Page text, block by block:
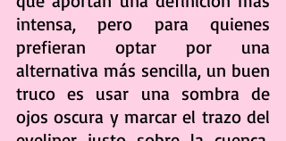
intensa, pero para quienes
prefieran optar por una
alternativa más sencilla, un buen
truco es usar una sombra de
ojos oscura y marcar el trazo del